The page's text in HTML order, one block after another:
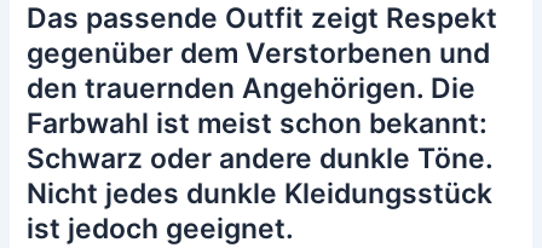
Das passende Outfit zeigt Respekt
gegenüber dem Verstorbenen und
den trauernden Angehörigen. Die
Farbwahl ist meist schon bekannt:
Schwarz oder andere dunkle Töne.
Nicht jedes dunkle Kleidungsstück
ist jedoch geeignet.